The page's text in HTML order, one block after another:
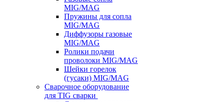
MIG/MAG
Пружины для сопла
MIG/MAG
Диффузоры газовые
MIG/MAG
Ролики подачи
проволоки MIG/MAG
Шейки горелок
(гусаки) MIG/MAG
Сварочное оборудование
для TIG сварки